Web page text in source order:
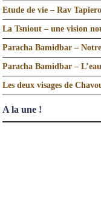
Etude de vie – Rav Tapiero
La Tsniout – une vision
Paracha Bamidbar –
Paracha Bamidbar –
Les deux visages de
A la une !